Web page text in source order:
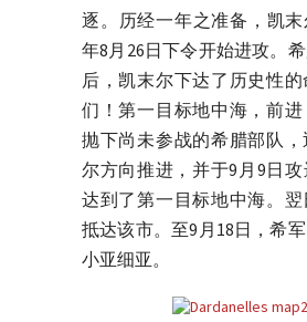
逐。历经一年之准备，凯末
年8月26日下令开始进攻。
后，凯末尔下达了历史性
们！第一目标地中海，前
抛下尚未参战的希腊部队
尔方向推进，并于9月9日攻
达到了第一目标地中海。
抵达该市。至9月18日，希
小亚细亚。